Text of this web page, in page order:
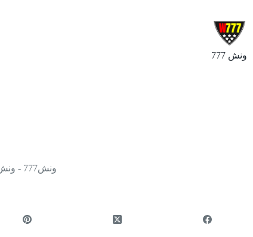
ونش 777
ونش777 - ونش سطحه نقل وسحب سيارات ومركبات - جميع مناطق الكويت 24 ساعة